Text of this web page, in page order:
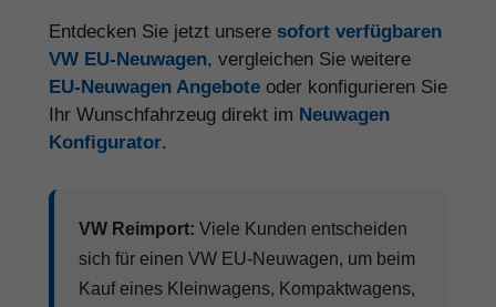
Entdecken Sie jetzt unsere sofort verfügbaren
VW EU-Neuwagen, vergleichen Sie weitere
EU-Neuwagen Angebote oder konfigurieren Sie
Ihr Wunschfahrzeug direkt im Neuwagen
Konfigurator.
VW Reimport: Viele Kunden entscheiden
sich für einen VW EU-Neuwagen, um beim
Kauf eines Kleinwagens, Kompaktwagens,